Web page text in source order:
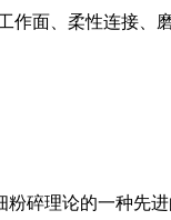
面、柔性连接、
碎理论的一种先